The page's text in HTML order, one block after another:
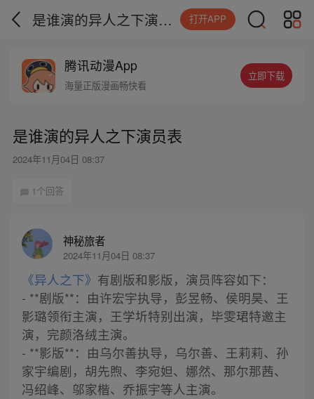
是谁演的异人之下演员表 打开APP
腾讯动漫App
海量正版漫画畅快看
立即下载
是谁演的异人之下演员表
2024年11月04日 08:37
1个回答
神秘旅者
2024年11月04日 08:37
《异人之下》 有剧版和影版，演员阵容如下：
- **剧版**：由许宏宇执导，彭昱畅、侯明昊、王
影璐领衔主演，王学圻特别出演，毕雯珺特邀主
演，完颜洛绒主演。
- **影版**：由乌尔善执导，乌尔善、王莉莉、孙
家宇编剧，胡先煦、李宛妲、娜然、那尔那茜、
冯绍峰、邬家楷、乔振宇等人主演。